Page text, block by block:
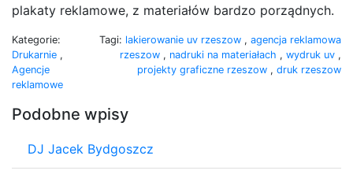
plakaty reklamowe, z materiałów bardzo porządnych.
Kategorie:
Drukarnie ,
Agencje
reklamowe
Tagi: lakierowanie uv rzeszow , agencja reklamowa
rzeszow , nadruki na materiałach , wydruk uv ,
projekty graficzne rzeszow , druk rzeszow
Podobne wpisy
DJ Jacek Bydgoszcz